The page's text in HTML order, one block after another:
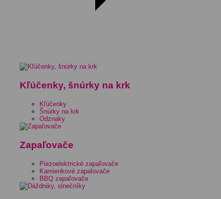
Kľúčenky, šnúrky na krk
Kľúčenky
Šnúrky na krk
Odznaky
Zapaľovače
Piezoelektrické zapaľovače
Kamienkové zapalovače
BBQ zapaľovače